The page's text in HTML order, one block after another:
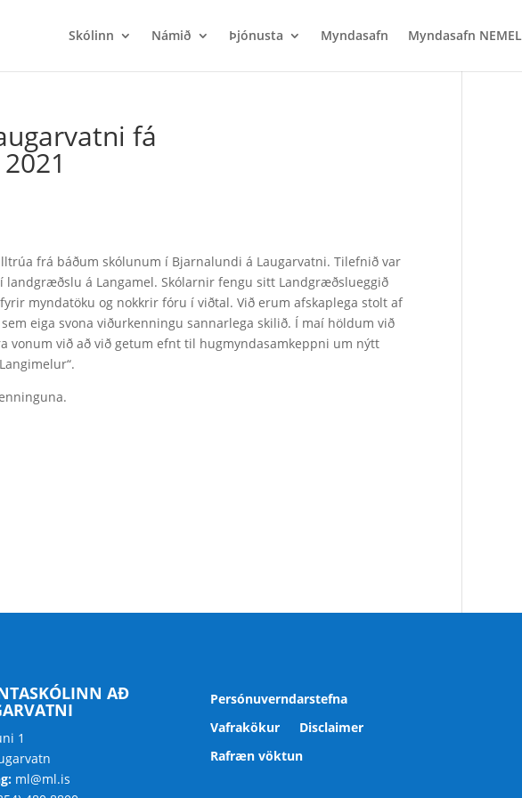
Skólinn Námið Þjónusta Myndasafn Myndasafn NEMEL
fá
frá báðum skólunum í Bjarnalundi á Laugarvatni. Tilefnið var
á Langamel. Skólarnir fengu sitt Landgræðslueggið
myndatöku og nokkrir fóru í viðtal. Við erum afskaplega stolt af
eiga svona viðurkenningu sannarlega skilið. Í maí höldum við
vonum við að við getum efnt til hugmyndasamkeppni um nýtt
AÐ
1
ml@ml.is
Persónuverndarstefna
Vafrakökur
Disclaimer
Rafræn vöktun